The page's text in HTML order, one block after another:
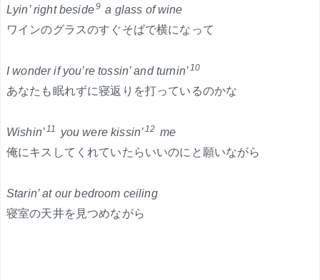
Lyin’ right beside9 a glass of wine
ワインのグラスのすぐそばで横になって
I wonder if you’re tossin’ and turnin’10
あなたも眠れずに寝返りを打っているのかな
Wishin’11 you were kissin’12 me
俺にキスしてくれていたらいいのにと願いながら
Starin’ at our bedroom ceiling
寝室の天井を見つめながら